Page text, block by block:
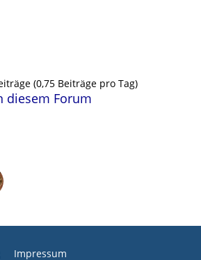
(0,75 Beiträge pro Tag)
diesem Forum
Impressum